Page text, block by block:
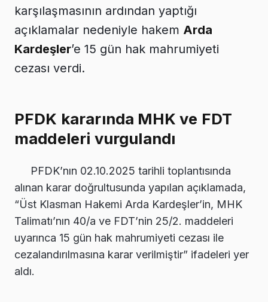
karşılaşmasının ardından yaptığı
açıklamalar nedeniyle hakem Arda
Kardeşler’e 15 gün hak mahrumiyeti
cezası verdi.
PFDK kararında MHK ve FDT
maddeleri vurgulandı
PFDK’nın 02.10.2025 tarihli toplantısında
alınan karar doğrultusunda yapılan açıklamada,
“Üst Klasman Hakemi Arda Kardeşler’in, MHK
Talimatı’nın 40/a ve FDT’nin 25/2. maddeleri
uyarınca 15 gün hak mahrumiyeti cezası ile
cezalandırılmasına karar verilmiştir” ifadeleri yer
aldı.